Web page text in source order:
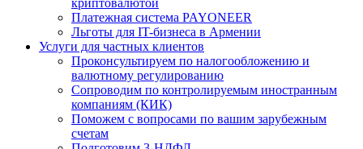
криптовалютой
Платежная система PAYONEER
Льготы для IT-бизнеса в Армении
Услуги для частных клиентов
Проконсультируем по налогообложению и
валютному регулированию
Сопроводим по контролируемым иностранным
компаниям (КИК)
Поможем с вопросами по вашим зарубежным
счетам